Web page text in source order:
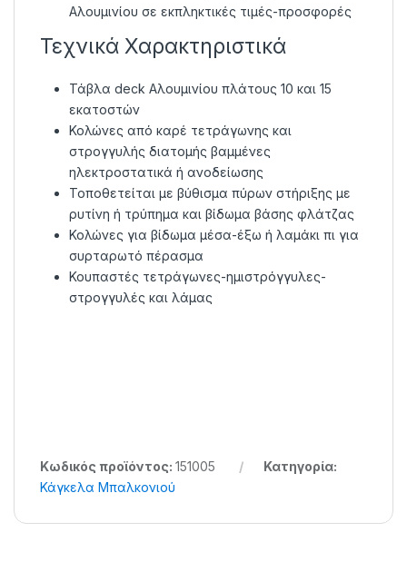
Αλουμινίου σε εκπληκτικές τιμές-προσφορές
Τεχνικά Χαρακτηριστικά
Τάβλα deck Αλουμινίου πλάτους 10 και 15
εκατοστών
Κολώνες από καρέ τετράγωνης και
στρογγυλής διατομής βαμμένες
ηλεκτροστατικά ή ανοδείωσης
Τοποθετείται με βύθισμα πύρων στήριξης με
ρυτίνη ή τρύπημα και βίδωμα βάσης φλάτζας
Κολώνες για βίδωμα μέσα-έξω ή λαμάκι πι για
συρταρωτό πέρασμα
Κουπαστές τετράγωνες-ημιστρόγγυλες-
στρογγυλές και λάμας
Κωδικός προϊόντος: 151005
Κατηγορία:
Κάγκελα Μπαλκονιού